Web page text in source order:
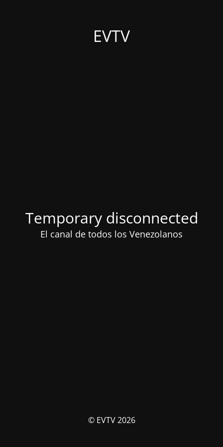
EVTV
Temporary disconnected
El canal de todos los Venezolanos
© EVTV 2026